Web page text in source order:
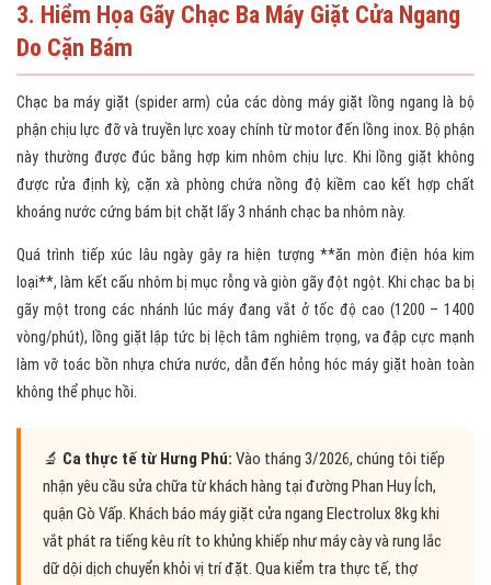
3. Hiểm Họa Gãy Chạc Ba Máy Giặt Cửa Ngang
Do Cặn Bám
Chạc ba máy giặt (spider arm) của các dòng máy giặt lồng ngang là bộ
phận chịu lực đỡ và truyền lực xoay chính từ motor đến lồng inox. Bộ phận
này thường được đúc bằng hợp kim nhôm chịu lực. Khi lồng giặt không
được rửa định kỳ, cặn xà phòng chứa nồng độ kiềm cao kết hợp chất
khoáng nước cứng bám bịt chặt lấy 3 nhánh chạc ba nhôm này.
Quá trình tiếp xúc lâu ngày gây ra hiện tượng **ăn mòn điện hóa kim
loại**, làm kết cấu nhôm bị mục rỗng và giòn gãy đột ngột. Khi chạc ba bị
gãy một trong các nhánh lúc máy đang vắt ở tốc độ cao (1200 – 1400
vòng/phút), lồng giặt lập tức bị lệch tâm nghiêm trọng, va đập cực mạnh
làm vỡ toác bồn nhựa chứa nước, dẫn đến hỏng hóc máy giặt hoàn toàn
không thể phục hồi.
🔬 Ca thực tế từ Hưng Phú: Vào tháng 3/2026, chúng tôi tiếp
nhận yêu cầu sửa chữa từ khách hàng tại đường Phan Huy Ích,
quận Gò Vấp. Khách báo máy giặt cửa ngang Electrolux 8kg khi
vắt phát ra tiếng kêu rít to khủng khiếp như máy cày và rung lắc
dữ dội dịch chuyển khỏi vị trí đặt. Qua kiểm tra thực tế, thợ